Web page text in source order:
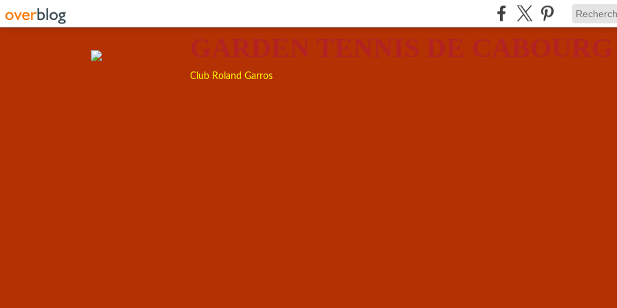
GARDEN TENNIS DE CABOURG
Club Roland Garros